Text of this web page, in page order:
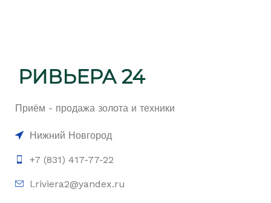
Приём - продажа золота и техники
Нижний Новгород
+7 (831) 417-77-22
l.riviera2@yandex.ru